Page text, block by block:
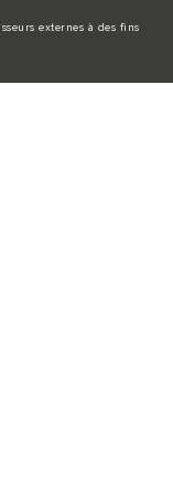
externes à des fins